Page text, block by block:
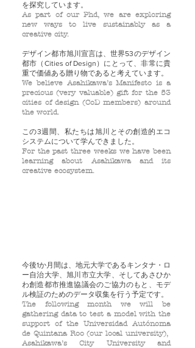
を探究しています。
As part of our Phd, we are exploring
new ways to live sustainably as a
creative city.
デザイン都市旭川宣言は、世界53のデザイン
都市（Cities of Design）にとって、非常に貴
重で価値ある贈り物であると考えています。
We believe Asahikawa’s Manifesto is a
precious (very valuable) gift for the 53
cities of design (CoD members) around
the world.
この3週間、私たちは旭川とその創造的エコ
システムについて学んできました。
For the past three weeks we have been
learning about Asahikawa and its
creative ecosystem.
今後1か月間は、地元大学であるキンタナ・ロ
ー自治大学、旭川市立大学、そしてあさひか
わ創造都市推進協議会のご協力のもと、モデ
ル検証のためのデータ収集を行う予定です。
The following month we will be
gathering data to test a model with the
support of the Universidad Autónoma
de Quintana Roo (our local university),
Asahikawa’s City University and